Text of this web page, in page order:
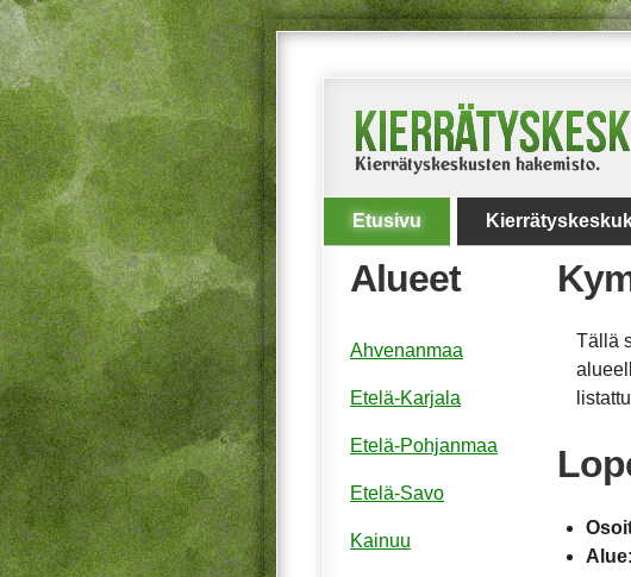
Etusivu
Tällä
Alue:
Alueet
Ahvenanmaa
Etelä-Karjala
Etelä-Pohjanmaa
Etelä-Savo
Kainuu